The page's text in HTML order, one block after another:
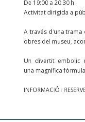
De 19:00 a 20:30 h.
Activitat dirigida a
A través d'una
obres del museu,
Un divertit embolic
una magnífica
INFORMACIÓ i